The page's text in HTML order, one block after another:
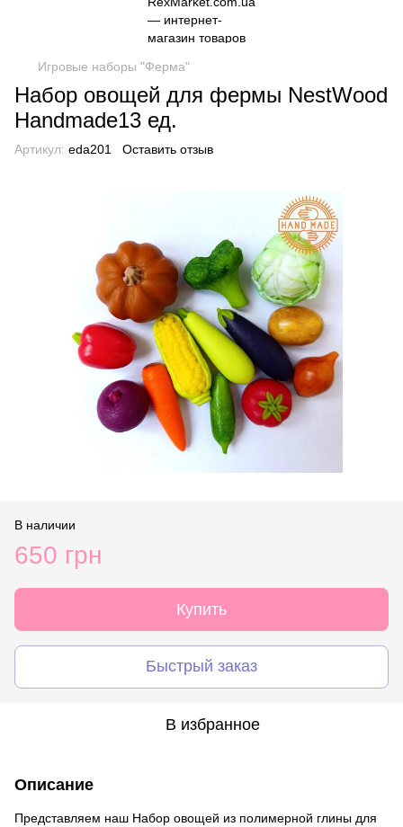
Игровые наборы "Ферма"
Набор овощей для фермы NestWood
Handmade13 ед.
Артикул: eda201 Оставить отзыв
В наличии
650 грн
Купить
Быстрый заказ
В избранное
Описание
Представляем наш Набор овощей из полимерной глины для